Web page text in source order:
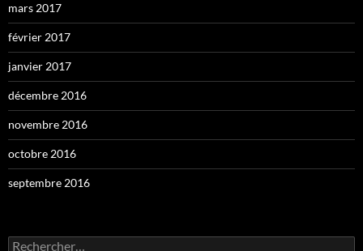
mars 2017
février 2017
janvier 2017
décembre 2016
novembre 2016
octobre 2016
septembre 2016
Rechercher :